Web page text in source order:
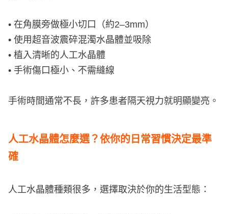
• 在角膜旁做極小切口（約2–3mm）
• 使用超音波震碎混濁水晶體並吸除
• 植入清晰的人工水晶體
• 手術傷口極小、不需縫線
手術時間通常不長，許多患者隔天視力就明顯變亮。
人工水晶體怎麼選？依你的日常習慣決定最準
確
人工水晶體種類很多，選擇取決於你的生活型態：